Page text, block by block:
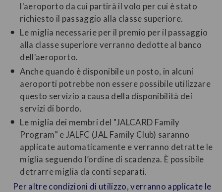
l'aeroporto da cui partirà il volo per cui è stato
richiesto il passaggio alla classe superiore.
Le miglia necessarie per il premio per il passaggio
alla classe superiore verranno dedotte al banco
dell'aeroporto.
Anche quando è disponibile un posto, in alcuni
aeroporti potrebbe non essere possibile utilizzare
questo servizio a causa della disponibilità dei
servizi di bordo.
Le miglia dei membri del "JALCARD Family
Program” e JALFC (JAL Family Club) saranno
applicate automaticamente e verranno detratte le
miglia seguendo l’ordine di scadenza. È possibile
detrarre miglia da conti separati.
Per altre condizioni di utilizzo, verranno applicate le